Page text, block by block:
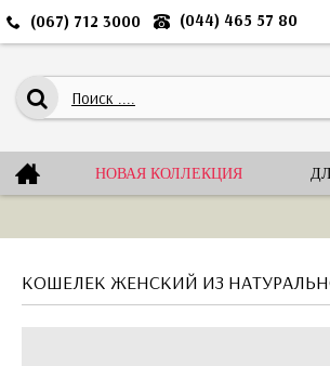
(067) 712 3000 (044) 465 57 80
НОВАЯ КОЛЛЕКЦИЯ
КОШЕЛЕК ЖЕНСКИЙ ИЗ